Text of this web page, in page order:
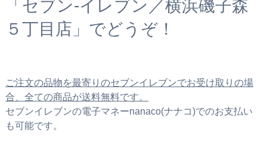
「セブン‐イレブン／横浜磯子森
５丁目店」でどうぞ！
ご注文の品物を最寄りのセブンイレブンでお受け取りの場
合、全ての商品が送料無料です。
セブンイレブンの電子マネーnanaco(ナナコ)でのお支払い
も可能です。